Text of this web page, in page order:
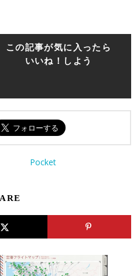
この記事が気に入ったら
いいね！しよう
Pocket